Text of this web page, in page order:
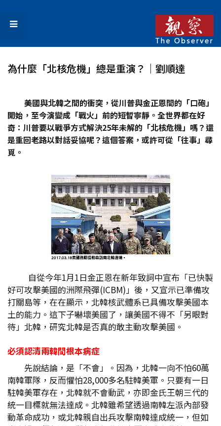
為什麼「北核危機」總是重演？｜劉順達
美國與北韓之間的衝突，從川普與金正恩間的「口砲」
開始，至今演變成「戰火」前的短暫寧靜。全世界都在好
奇：川普要以戰爭方式解決25年未解的「北核危機」嗎？還
是重回老路以對話妥協呢？這個答案，或許可從「往事」尋
覓。
自從今年1月1日金正恩在新年致詞中宣布「已快製
好可攻擊美國的洲際飛彈(ICBM)」後，又宣示已準備攻
打關島等，在在顯示，北韓核武體系已具備攻擊美國本
土的能力。這下子嚇壞美國了，讓美國不得不「另眼對
待」北韓，研究北韓是否真的敢主動攻擊美國。
必須認清兩韓間根本病症
先說結論，是「不會」。因為，北韓一向不怕60萬
南韓軍隊，反而懼怕28,000多名駐韓美軍。只要有一日
駐韓美軍存在，北韓就不會動武，亦即金氏王朝三代的
統一目標就無法達成。北韓雖希望透過南韓左派內部發
動革命成功，或北韓親自出兵攻擊南韓達成統一，但如